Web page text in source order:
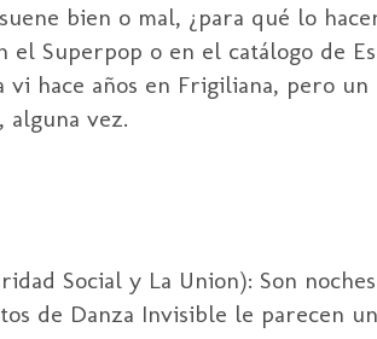
bien o mal, ¿para qué lo
el Superpop o en el catálogo de
hace años en Frigiliana, pero
alguna vez.
Social y La Union): Son noches
de Danza Invisible le parecen